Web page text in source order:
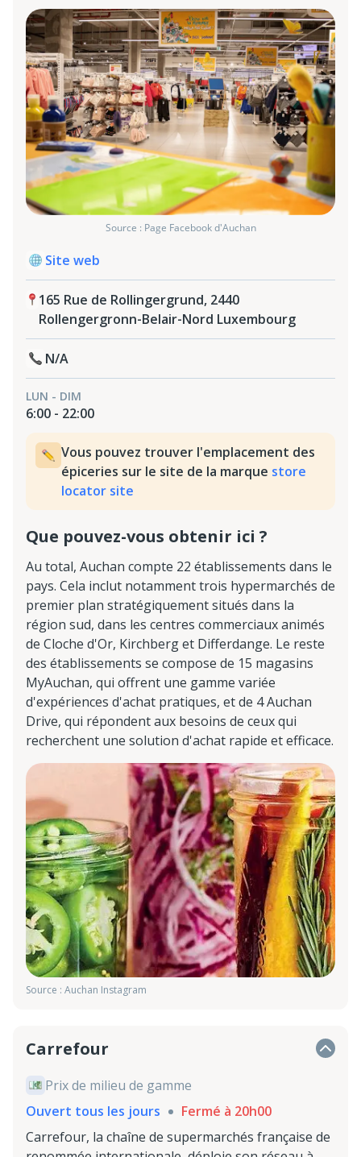
Source : Page Facebook d'Auchan
Site web
165 Rue de Rollingergrund, 2440
Rollengergronn-Belair-Nord Luxembourg
N/A
LUN - DIM
6:00 - 22:00
Vous pouvez trouver l'emplacement des
épiceries sur le site de la marque store
locator site
Que pouvez-vous obtenir ici ?
Au total, Auchan compte 22 établissements dans le
pays. Cela inclut notamment trois hypermarchés de
premier plan stratégiquement situés dans la
région sud, dans les centres commerciaux animés
de Cloche d'Or, Kirchberg et Differdange. Le reste
des établissements se compose de 15 magasins
MyAuchan, qui offrent une gamme variée
d'expériences d'achat pratiques, et de 4 Auchan
Drive, qui répondent aux besoins de ceux qui
recherchent une solution d'achat rapide et efficace.
Source : Auchan Instagram
Carrefour
Prix de milieu de gamme
Ouvert tous les jours
Fermé à 20h00
Carrefour, la chaîne de supermarchés française de